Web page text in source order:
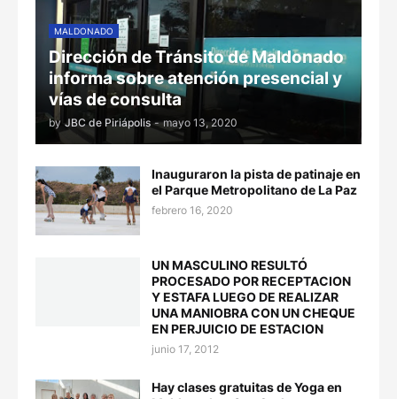
MALDONADO
Dirección de Tránsito de Maldonado
informa sobre atención presencial y
vías de consulta
by JBC de Piriápolis - mayo 13, 2020
Inauguraron la pista de patinaje en
el Parque Metropolitano de La Paz
febrero 16, 2020
UN MASCULINO RESULTÓ
PROCESADO POR RECEPTACION
Y ESTAFA LUEGO DE REALIZAR
UNA MANIOBRA CON UN CHEQUE
EN PERJUICIO DE ESTACION
junio 17, 2012
Hay clases gratuitas de Yoga en